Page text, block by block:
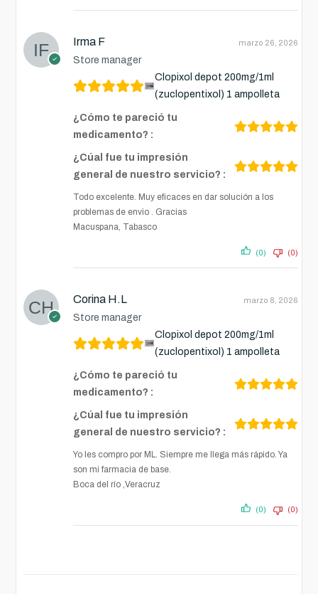
Irma F
Store manager
marzo 26, 2026
Clopixol depot 200mg/1ml
(zuclopentixol) 1 ampolleta
¿Cómo te pareció tu
medicamento? :
¿Cúal fue tu impresión
general de nuestro servicio? :
Todo excelente. Muy eficaces en dar solución a los
problemas de envio . Gracias
Macuspana, Tabasco
(0) (0)
Corina H.L
Store manager
marzo 8, 2026
Clopixol depot 200mg/1ml
(zuclopentixol) 1 ampolleta
¿Cómo te pareció tu
medicamento? :
¿Cúal fue tu impresión
general de nuestro servicio? :
Yo les compro por ML. Siempre me llega más rápido. Ya
son mi farmacia de base.
Boca del río ,Veracruz
(0) (0)